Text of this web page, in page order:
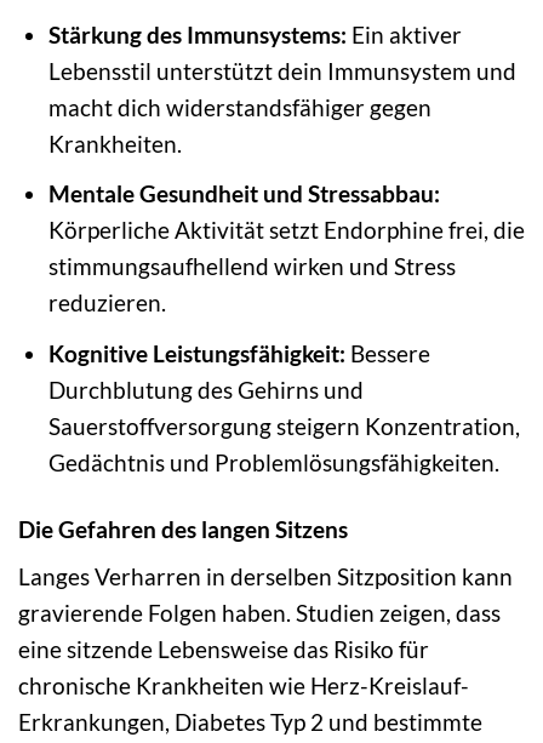
Stärkung des Immunsystems: Ein aktiver
Lebensstil unterstützt dein Immunsystem und
macht dich widerstandsfähiger gegen
Krankheiten.
Mentale Gesundheit und Stressabbau:
Körperliche Aktivität setzt Endorphine frei, die
stimmungsaufhellend wirken und Stress
reduzieren.
Kognitive Leistungsfähigkeit: Bessere
Durchblutung des Gehirns und
Sauerstoffversorgung steigern Konzentration,
Gedächtnis und Problemlösungsfähigkeiten.
Die Gefahren des langen Sitzens
Langes Verharren in derselben Sitzposition kann
gravierende Folgen haben. Studien zeigen, dass
eine sitzende Lebensweise das Risiko für
chronische Krankheiten wie Herz-Kreislauf-
Erkrankungen, Diabetes Typ 2 und bestimmte